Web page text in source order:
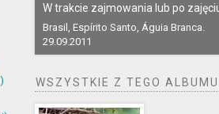
W trakcie zajmowania lub po
Brasil, Espírito Santo, Águia Branca.
29.09.2011
WSZYSTKIE Z TEGO ALBUMU